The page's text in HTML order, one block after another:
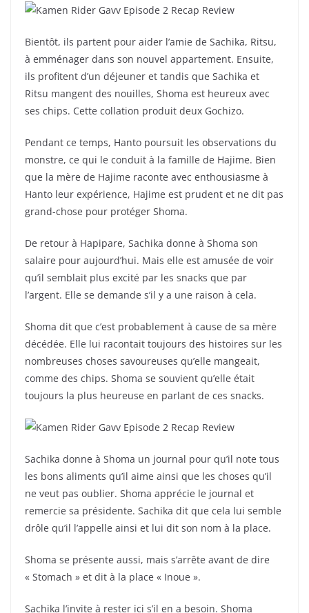
Bientôt, ils partent pour aider l’amie de Sachika, Ritsu,
à emménager dans son nouvel appartement. Ensuite,
ils profitent d’un déjeuner et tandis que Sachika et
Ritsu mangent des nouilles, Shoma est heureux avec
ses chips. Cette collation produit deux Gochizo.
Pendant ce temps, Hanto poursuit les observations du
monstre, ce qui le conduit à la famille de Hajime. Bien
que la mère de Hajime raconte avec enthousiasme à
Hanto leur expérience, Hajime est prudent et ne dit pas
grand-chose pour protéger Shoma.
De retour à Hapipare, Sachika donne à Shoma son
salaire pour aujourd’hui. Mais elle est amusée de voir
qu’il semblait plus excité par les snacks que par
l’argent. Elle se demande s’il y a une raison à cela.
Shoma dit que c’est probablement à cause de sa mère
décédée. Elle lui racontait toujours des histoires sur les
nombreuses choses savoureuses qu’elle mangeait,
comme des chips. Shoma se souvient qu’elle était
toujours la plus heureuse en parlant de ces snacks.
Sachika donne à Shoma un journal pour qu’il note tous
les bons aliments qu’il aime ainsi que les choses qu’il
ne veut pas oublier. Shoma apprécie le journal et
remercie sa présidente. Sachika dit que cela lui semble
drôle qu’il l’appelle ainsi et lui dit son nom à la place.
Shoma se présente aussi, mais s’arrête avant de dire
« Stomach » et dit à la place « Inoue ».
Sachika l’invite à rester ici s’il en a besoin. Shoma